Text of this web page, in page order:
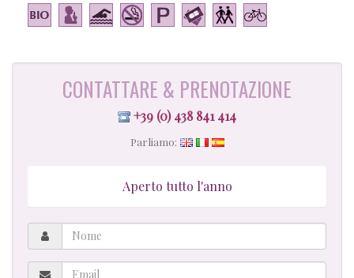
CONTATTARE & PRENOTAZIONE
+39 (0) 438 841 414
Parliamo:
Aperto tutto l'anno
Nome
Email